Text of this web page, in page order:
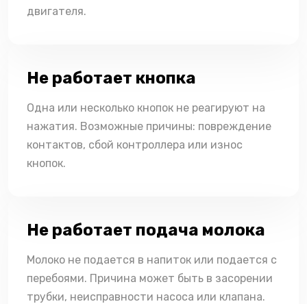
двигателя.
Не работает кнопка
Одна или несколько кнопок не реагируют на
нажатия. Возможные причины: повреждение
контактов, сбой контроллера или износ
кнопок.
Не работает подача молока
Молоко не подается в напиток или подается с
перебоями. Причина может быть в засорении
трубки, неисправности насоса или клапана.